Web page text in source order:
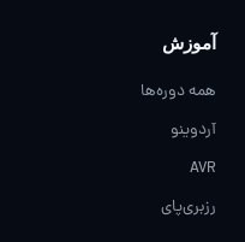
آموزش
همه دوره‌ها
آردوینو
AVR
رزبری‌پای